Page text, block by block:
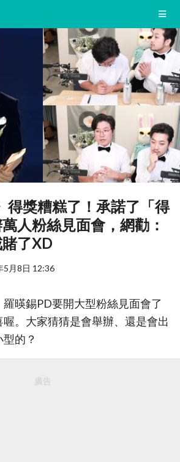
得獎糟糕了！承諾了「得
人粉絲見面會，網勸：
了XD
5月8日 12:36
暎錫PD要開大型粉絲見面會了
喔。大家猜猜是會舉辦、還是會出
的？
廣告